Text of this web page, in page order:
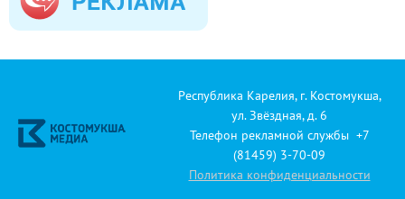
Республика Карелия, г. Костомукша,
ул. Звёздная, д. 6
Телефон рекламной службы +7
(81459) 3-70-09
Политика конфиденциальности